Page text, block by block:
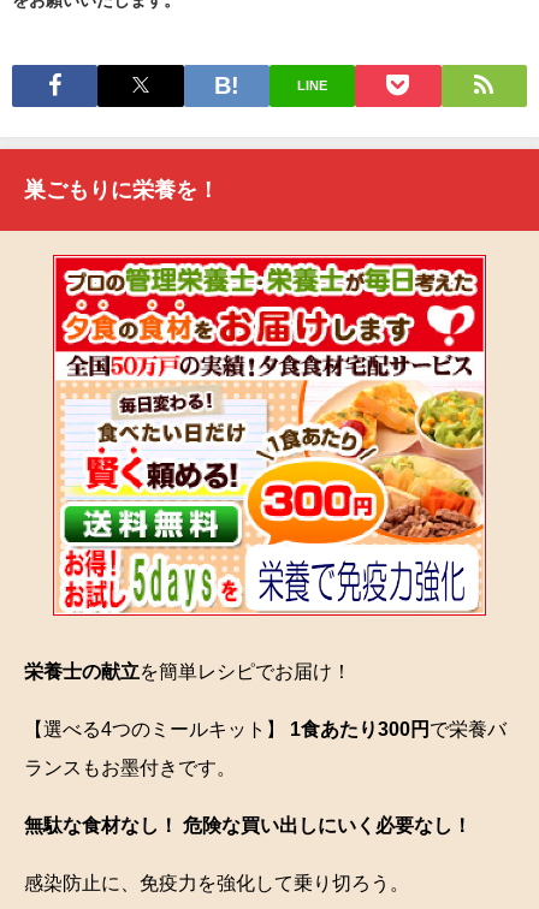
LINE
巣ごもりに栄養を！
栄養士の献立を簡単レシピでお届け！
【選べる4つのミールキット】 1食あたり300円 で栄養バ
ランスもお墨付きです。
無駄な食材なし！ 危険な買い出しにいく必要なし！
感染防止に、免疫力を強化して乗り切ろう。